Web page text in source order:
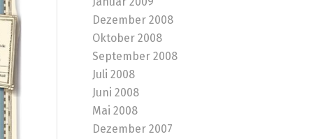
Dezember 2008
Oktober 2008
September 2008
Juli 2008
Juni 2008
Mai 2008
Dezember 2007